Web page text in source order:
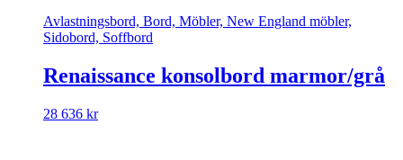
Avlastningsbord, Bord, Möbler, New England möbler,
Sidobord, Soffbord
Renaissance konsolbord marmor/grå
28 636 kr